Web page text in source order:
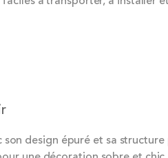
design épuré et sa